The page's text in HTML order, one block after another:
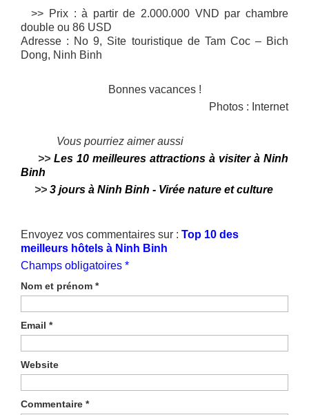
>> Prix : à partir de 2.000.000 VND par chambre
double ou 86 USD
Adresse : No 9, Site touristique de Tam Coc – Bich
Dong, Ninh Binh
Bonnes vacances !
Photos : Internet
Vous pourriez aimer aussi
>> Les 10 meilleures attractions à visiter à Ninh
Binh
>> 3 jours à Ninh Binh - Virée nature et culture
Envoyez vos commentaires sur : Top 10 des
meilleurs hôtels à Ninh Binh
Champs obligatoires *
Nom et prénom *
Email *
Website
Commentaire *